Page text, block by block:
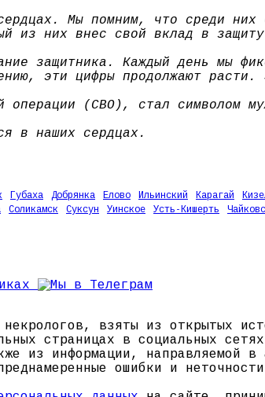
Мы помним, что среди них
из них внес свой вклад в
защитника. Каждый день мы
эти цифры продолжают расти.
операции (СВО), стал символом
в наших сердцах.
Губаха Добрянка Елово Ильинский Карагай
Соликамск Суксун Уинское Усть-Кишерть
взяты из открытых
страницах в социальных
из информации, направляемой в
ошибки и